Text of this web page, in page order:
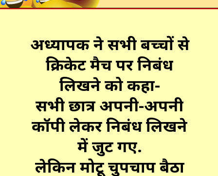
अध्यापक ने सभी बच्चों से
क्रिकेट मैच पर निबंध
लिखने को कहा-
सभी छात्र अपनी-अपनी
कॉपी लेकर निबंध लिखने
में जुट गए.
लेकिन मोटू चुपचाप बैठा